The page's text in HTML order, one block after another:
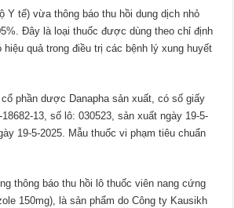
Y tế) vừa thông báo thu hồi dung dịch nhỏ
Đây là loại thuốc được dùng theo chỉ định
quả trong điều trị các bệnh lý xung huyết
phần dược Danapha sản xuất, có số giấy
13, số lô: 030523, sản xuất ngày 19-5-
19-5-2025. Mẫu thuốc vi phạm tiêu chuẩn
thông báo thu hồi lô thuốc viên nang cứng
150mg), là sản phẩm do Công ty Kausikh